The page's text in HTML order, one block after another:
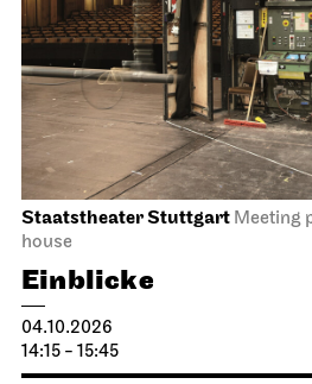
Staatstheater Stuttgart Meeting
house
Einblicke
04.10.2026
14:15 - 15:45